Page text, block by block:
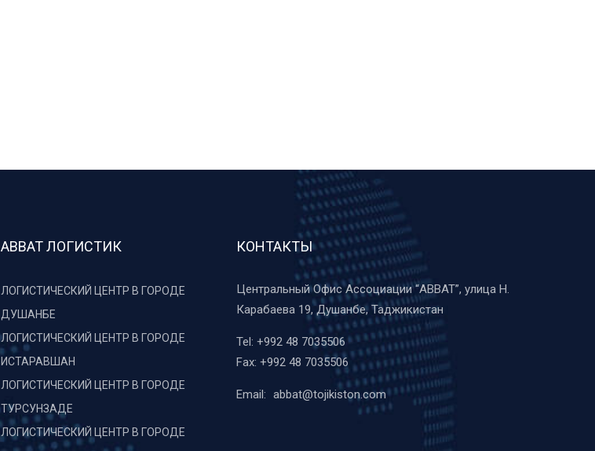
АВВАТ ЛОГИСТИК
ЛОГИСТИЧЕСКИЙ ЦЕНТР В ГОРОДЕ
ДУШАНБЕ
ЛОГИСТИЧЕСКИЙ ЦЕНТР В ГОРОДЕ
ИСТАРАВШАН
ЛОГИСТИЧЕСКИЙ ЦЕНТР В ГОРОДЕ
ТУРСУНЗАДЕ
ЛОГИСТИЧЕСКИЙ ЦЕНТР В ГОРОДЕ
КОНТАКТЫ
Центральный Офис Ассоциации “ABBAT”, улица Н.
Карабаева 19, Душанбе, Таджикистан
Tel: +992 48 7035506
Fax: +992 48 7035506
Email: abbat@tojikiston.com